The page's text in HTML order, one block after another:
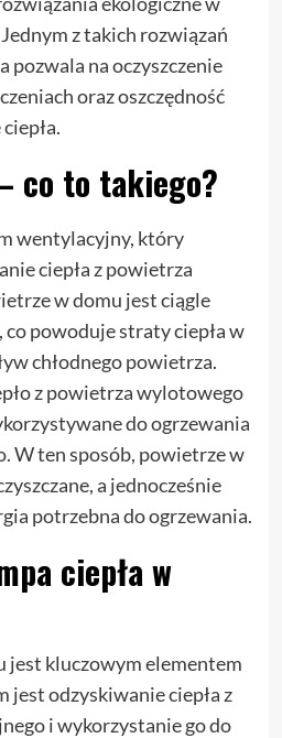
z takich rozwiązań
pozwala na oczyszczenie
oraz oszczędność
co to takiego?
wentylacyjny, który
ciepła z powietrza
w domu jest ciągle
powoduje straty ciepła w
chłodnego powietrza.
z powietrza wylotowego
do ogrzewania
W ten sposób, powietrze w
a jednocześnie
potrzebna do ogrzewania.
ciepła w
jest kluczowym elementem
jest odzyskiwanie ciepła z
i wykorzystanie go do